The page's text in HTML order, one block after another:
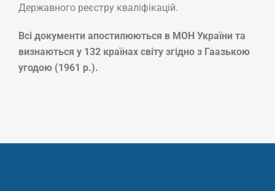
Державного реєстру кваліфікацій.
Всі документи апостилюються в МОН України та
визнаються у 132 країнах світу згідно з Гаазькою
угодою (1961 р.).